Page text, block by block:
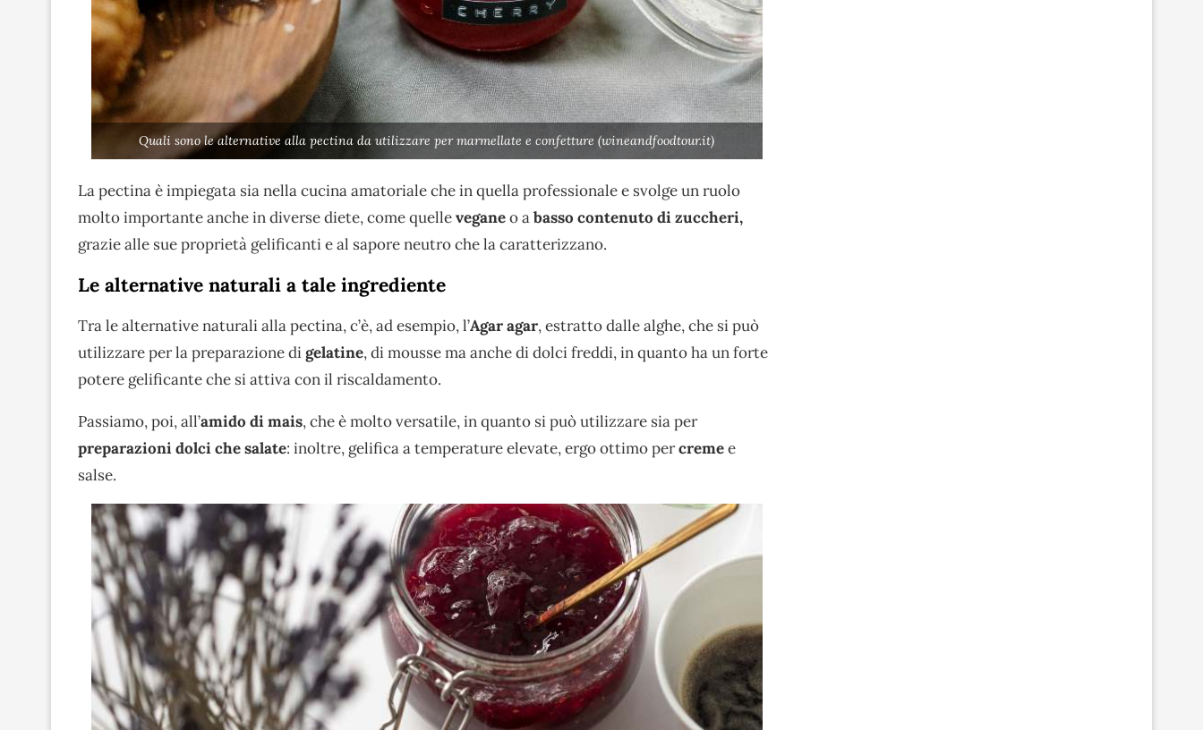
Quali sono le alternative alla pectina da utilizzare per marmellate e confetture (wineandfoodtour.it)
La pectina è impiegata sia nella cucina amatoriale che in quella professionale e svolge un ruolo
molto importante anche in diverse diete, come quelleveganeo abasso contenuto di zuccheri,
grazie alle sue proprietà gelificanti e al sapore neutro che la caratterizzano.
Le alternative naturali a tale ingrediente
Tra le alternative naturali alla pectina, c’è, ad esempio, l’Agar agar, estratto dalle alghe, che si può
utilizzare per la preparazione digelatine, di mousse ma anche di dolci freddi, in quanto ha un forte
potere gelificante che si attiva con il riscaldamento.
Passiamo, poi, all’amido di mais, che è molto versatile, in quanto si può utilizzare sia per
preparazioni dolci che salate: inoltre, gelifica a temperature elevate, ergo ottimo percremee
salse.